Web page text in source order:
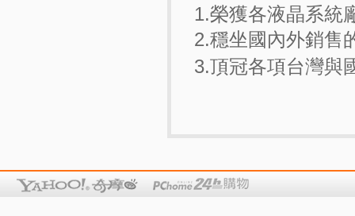
1.榮獲各液晶系統
2.穩坐國內外銷售
3.頂冠各項台灣與